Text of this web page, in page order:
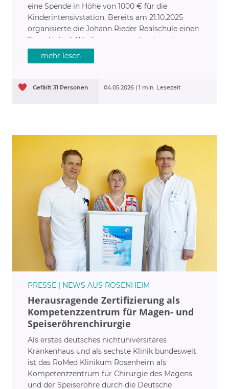
eine Spende in Höhe von 1000 € für die
Kinderintensivstation. Bereits am 21.10.2025
organisierte die Johann Rieder Realschule einen
Spendenlauf. Wir freuen uns sehr, dass die
Schulfamilie bei der Verteilung der Spenden auch
an uns gedacht hat und bedanken uns sehr
mehr lesen
04.05.2026 | 1 min. Lesezeit
Gefällt 31 Personen
PRESSE | NEWS AUS ROSENHEIM
Herausragende Zertifizierung als
Kompetenzzentrum für Magen- und
Speiseröhrenchirurgie
Als erstes deutsches nichtuniversitäres
Krankenhaus und als sechste Klinik bundesweit
ist das RoMed Klinikum Rosenheim als
Kompetenzzentrum für Chirurgie des Magens
und der Speiseröhre durch die Deutsche